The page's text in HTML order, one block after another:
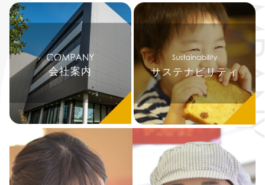
会社案内 サステナビリティ